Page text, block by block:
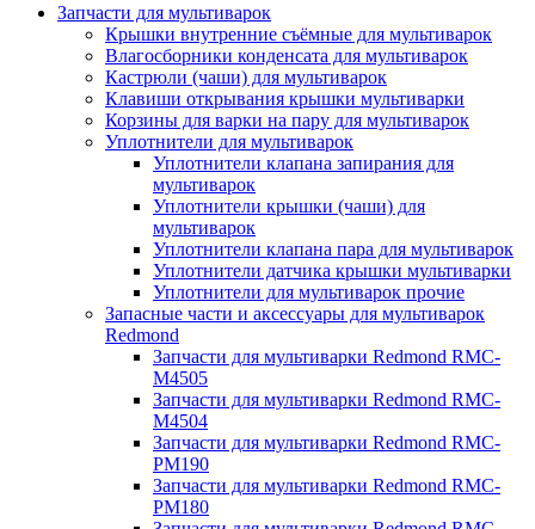
Запчасти для мультиварок
Крышки внутренние съёмные для мультиварок
Влагосборники конденсата для мультиварок
Кастрюли (чаши) для мультиварок
Клавиши открывания крышки мультиварки
Корзины для варки на пару для мультиварок
Уплотнители для мультиварок
Уплотнители клапана запирания для
мультиварок
Уплотнители крышки (чаши) для
мультиварок
Уплотнители клапана пара для мультиварок
Уплотнители датчика крышки мультиварки
Уплотнители для мультиварок прочие
Запасные части и аксессуары для мультиварок
Redmond
Запчасти для мультиварки Redmond RMC-
M4505
Запчасти для мультиварки Redmond RMC-
M4504
Запчасти для мультиварки Redmond RMC-
PM190
Запчасти для мультиварки Redmond RMC-
PM180